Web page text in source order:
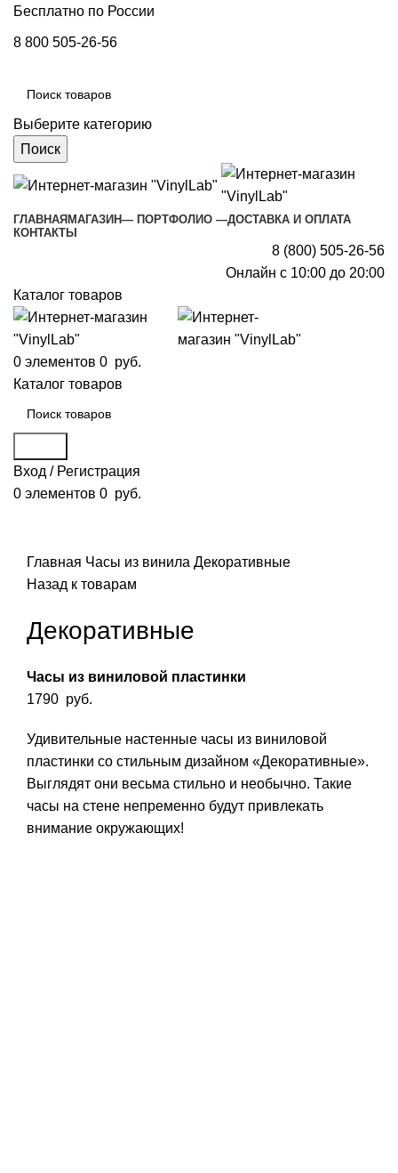
Бесплатно по России
8 800 505-26-56
Выберите категорию
Поиск
ГЛАВНАЯ МАГАЗИН— ПОРТФОЛИО —ДОСТАВКА И ОПЛАТА
КОНТАКТЫ
8 (800) 505-26-56
Онлайн с 10:00 до 20:00
Каталог товаров
0 элементов 0 руб.
Каталог товаров
Вход / Регистрация
0 элементов 0 руб.
Главная Часы из винила Декоративные
Назад к товарам
Декоративные
Часы из виниловой пластинки
1790 руб.
Удивительные настенные часы из виниловой
пластинки со стильным дизайном «Декоративные».
Выглядят они весьма стильно и необычно. Такие
часы на стене непременно будут привлекать
внимание окружающих!